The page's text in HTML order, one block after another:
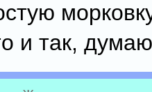
и так,